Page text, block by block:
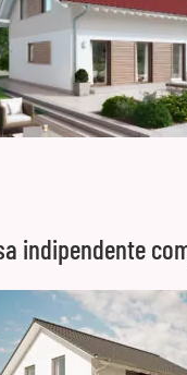
indipendente